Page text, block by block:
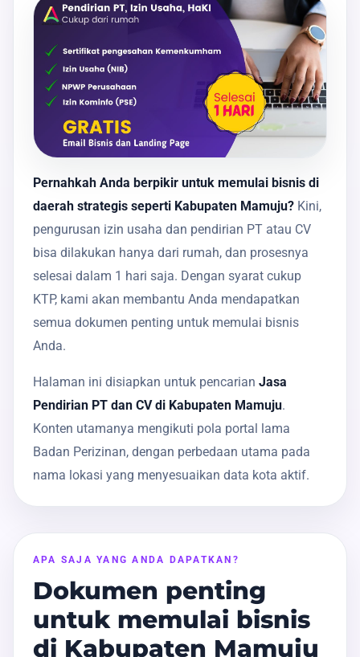
Pernahkah Anda berpikir untuk memulai bisnis di
daerah strategis seperti Kabupaten Mamuju? Kini,
pengurusan izin usaha dan pendirian PT atau CV
bisa dilakukan hanya dari rumah, dan prosesnya
selesai dalam 1 hari saja. Dengan syarat cukup
KTP, kami akan membantu Anda mendapatkan
semua dokumen penting untuk memulai bisnis
Anda.
Halaman ini disiapkan untuk pencarian Jasa
Pendirian PT dan CV di Kabupaten Mamuju.
Konten utamanya mengikuti pola portal lama
Badan Perizinan, dengan perbedaan utama pada
nama lokasi yang menyesuaikan data kota aktif.
APA SAJA YANG ANDA DAPATKAN?
Dokumen penting
untuk memulai bisnis
di Kabupaten Mamuju